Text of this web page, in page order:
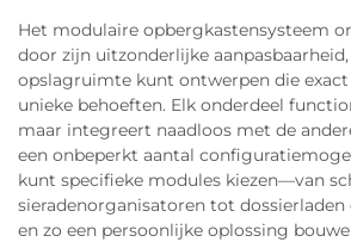
Het modulaire opbergkastensysteem
door zijn uitzonderlijke
opslagruimte kunt ontwerpen die
unieke behoeften. Elk onderdeel
maar integreert naadloos met de
een onbeperkt aantal
kunt specifieke modules kiezen—van
sieradenorganisatoren tot
en zo een persoonlijke oplossing